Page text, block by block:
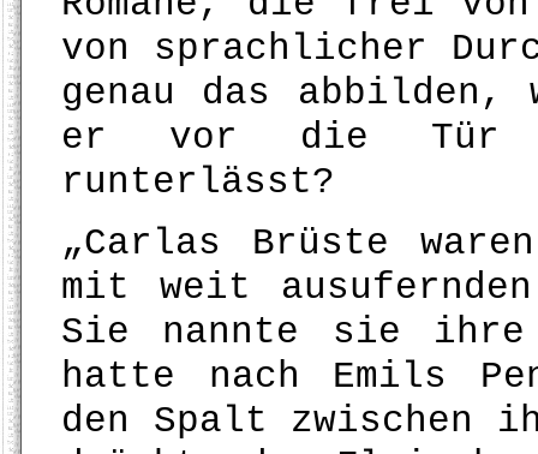
von sprachlicher
genau das
er vor die Tür
runterlässt?
„Carlas Brüste
mit weit
Sie nannte sie
hatte nach Emils
den Spalt zwischen